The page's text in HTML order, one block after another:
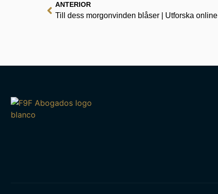
ANTERIOR
Till dess morgonvinden blåser | Utforska online